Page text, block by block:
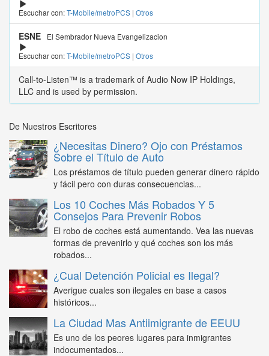
Escuchar con:T-Mobile/metroPCS | Otros
ESNE
El Sembrador Nueva Evangelizacion
Escuchar con:T-Mobile/metroPCS | Otros
Call-to-Listen™ is a trademark of Audio Now IP Holdings,
LLC and is used by permission.
De Nuestros Escritores
¿Necesitas Dinero? Ojo con Préstamos
Sobre el Título de Auto
Los préstamos de título pueden generar dinero rápido
y fácil pero con duras consecuencias...
Los 10 Coches Más Robados Y 5
Consejos Para Prevenir Robos
El robo de coches está aumentando. Vea las nuevas
formas de prevenirlo y qué coches son los más
robados...
¿Cual Detención Policial es Ilegal?
Averigue cuales son ilegales en base a casos
históricos...
La Ciudad Mas Antiimigrante de EEUU
Es uno de los peores lugares para inmigrantes
indocumentados...